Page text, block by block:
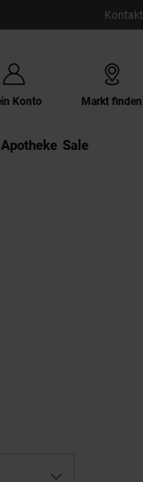
Kontakt
Konto Markt finden
Externer Link:
Apotheke Sale